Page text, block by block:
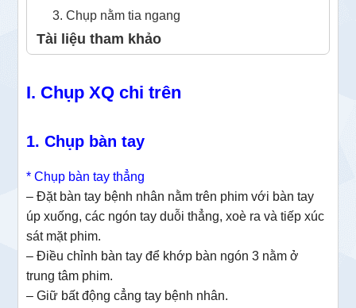
3. Chụp nằm tia ngang
Tài liệu tham khảo
I. Chụp XQ chi trên
1. Chụp bàn tay
* Chụp bàn tay thẳng
– Đặt bàn tay bệnh nhân nằm trên phim với bàn tay
úp xuống, các ngón tay duỗi thẳng, xoè ra và tiếp xúc
sát mặt phim.
– Điều chỉnh bàn tay để khớp bàn ngón 3 nằm ở
trung tâm phim.
– Giữ bất động cẳng tay bệnh nhân.